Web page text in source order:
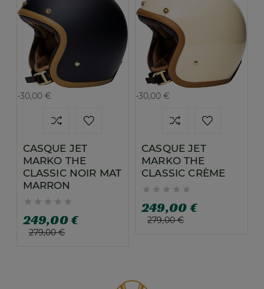
-30,00 €
CASQUE JET
MARKO THE
CLASSIC NOIR MAT
MARRON
    
249,00 €
279,00 €
-30,00 €
CASQUE JET
MARKO THE
CLASSIC CRÈME
    
249,00 €
279,00 €